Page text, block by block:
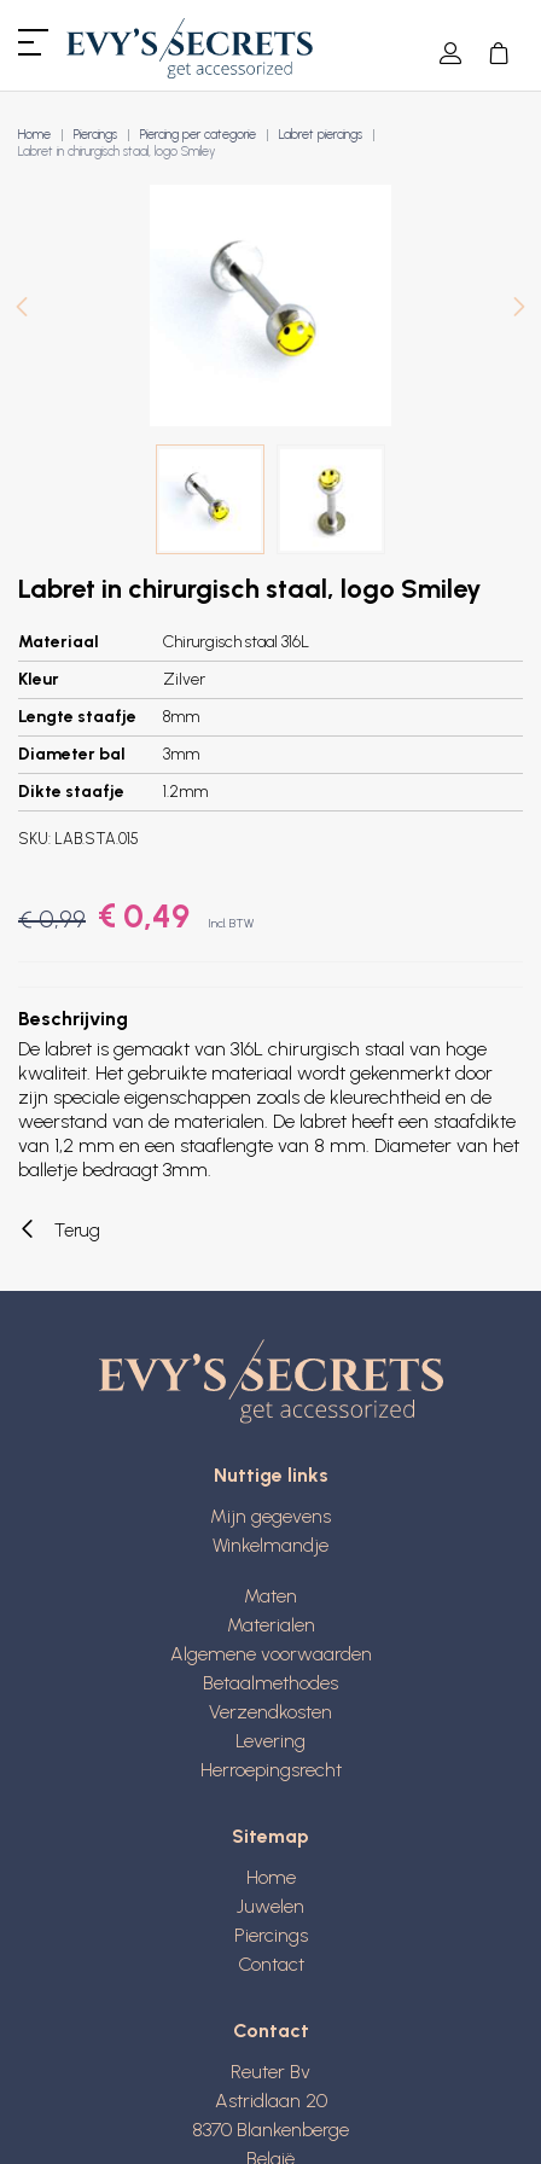
Home Piercings Piercing per categorie
Labret piercings
Labret in chirurgisch staal, logo Smiley
Labret in chirurgisch staal, logo Smiley
Materiaal
Chirurgisch staal 316L
Kleur
Zilver
Lengte staafje
8mm
Diameter bal
3mm
Dikte staafje
1.2mm
SKU: LAB.STA.015
€ 0,99 € 0,49 Incl. BTW
Beschrijving
De labret is gemaakt van 316L chirurgisch staal van hoge
kwaliteit. Het gebruikte materiaal wordt gekenmerkt door
zijn speciale eigenschappen zoals de kleurechtheid en de
weerstand van de materialen. De labret heeft een staafdikte
van 1,2 mm en een staaflengte van 8 mm. Diameter van het
balletje bedraagt 3mm.
Terug
Nuttige links
Mijn gegevens
Winkelmandje
Maten
Materialen
Algemene voorwaarden
Betaalmethodes
Verzendkosten
Levering
Herroepingsrecht
Sitemap
Home
Juwelen
Piercings
Contact
Contact
Reuter Bv
Astridlaan 20
8370 Blankenberge
België